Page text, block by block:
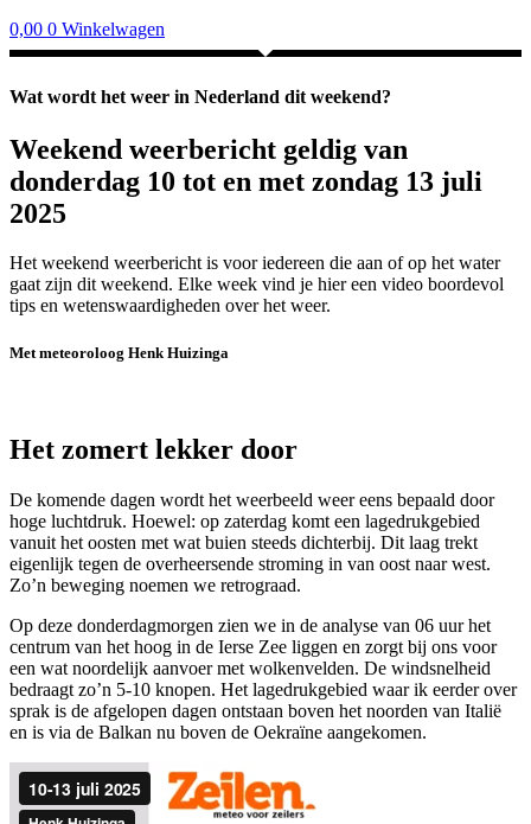
0,00 0 Winkelwagen
Wat wordt het weer in Nederland dit weekend?
Weekend weerbericht geldig van
donderdag 10 tot en met zondag 13 juli
2025
Het weekend weerbericht is voor iedereen die aan of op het water
gaat zijn dit weekend. Elke week vind je hier een video boordevol
tips en wetenswaardigheden over het weer.
Met meteoroloog Henk Huizinga
Het zomert lekker door
De komende dagen wordt het weerbeeld weer eens bepaald door
hoge luchtdruk. Hoewel: op zaterdag komt een lagedrukgebied
vanuit het oosten met wat buien steeds dichterbij. Dit laag trekt
eigenlijk tegen de overheersende stroming in van oost naar west.
Zo’n beweging noemen we retrograad.
Op deze donderdagmorgen zien we in de analyse van 06 uur het
centrum van het hoog in de Ierse Zee liggen en zorgt bij ons voor
een wat noordelijk aanvoer met wolkenvelden. De windsnelheid
bedraagt zo’n 5-10 knopen. Het lagedrukgebied waar ik eerder over
sprak is de afgelopen dagen ontstaan boven het noorden van Italië
en is via de Balkan nu boven de Oekraïne aangekomen.